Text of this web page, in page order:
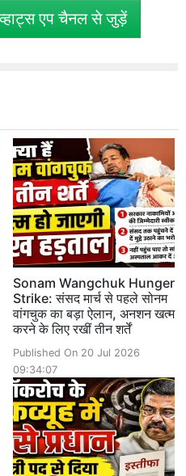
एप चैनल से जुड़ें
Sonam Wangchuk Hunger
Strike: संसद मार्च से पहले सोनम
वांगचुक का बड़ा ऐलान, अनशन खत्म
करने के लिए रखीं तीन शर्तें
Published On 20 Jul 2026
09:34:07